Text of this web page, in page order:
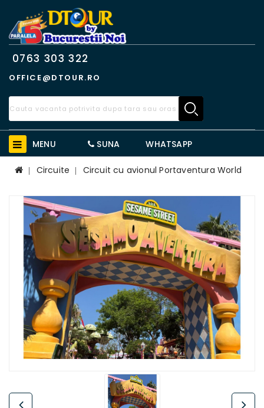
0763 303 322
OFFICE@DTOUR.RO
MENU SUNA WHATSAPP
Circuite Circuit cu avionul Portaventura World